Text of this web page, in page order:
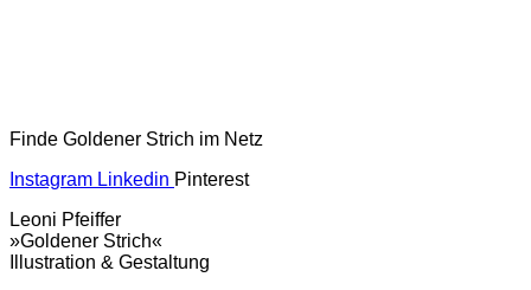
Finde Goldener Strich im Netz
Instagram Linkedin Pinterest
Leoni Pfeiffer
»Goldener Strich«
Illustration & Gestaltung